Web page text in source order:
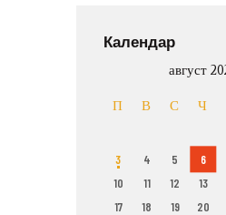
Календар
август
П В С Ч
3
4 5 6
10
11 12 13
17
18 19 20